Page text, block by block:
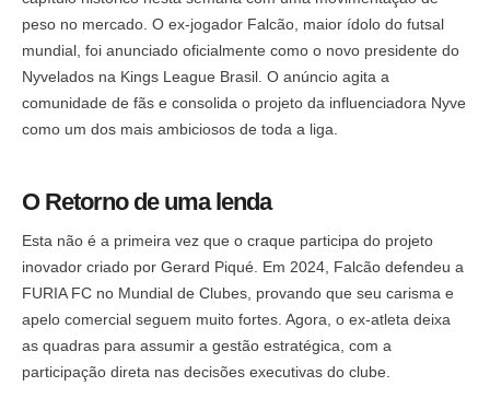
peso no mercado. O ex-jogador Falcão, maior ídolo do futsal
mundial, foi anunciado oficialmente como o novo presidente do
Nyvelados na Kings League Brasil. O anúncio agita a
comunidade de fãs e consolida o projeto da influenciadora Nyve
como um dos mais ambiciosos de toda a liga.
O Retorno de uma lenda
Esta não é a primeira vez que o craque participa do projeto
inovador criado por Gerard Piqué. Em 2024, Falcão defendeu a
FURIA FC no Mundial de Clubes, provando que seu carisma e
apelo comercial seguem muito fortes. Agora, o ex-atleta deixa
as quadras para assumir a gestão estratégica, com a
participação direta nas decisões executivas do clube.